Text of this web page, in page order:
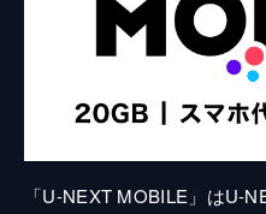
「U-NEXT MOBILE」はU-